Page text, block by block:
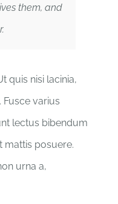
them, and
quis nisi lacinia,
varius
lectus bibendum
mattis posuere.
urna a,